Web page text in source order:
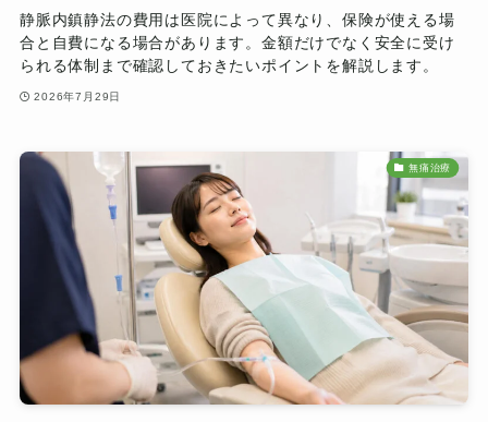
静脈内鎮静法の費用は医院によって異なり、保険が使える場
合と自費になる場合があります。金額だけでなく安全に受け
られる体制まで確認しておきたいポイントを解説します。
2026年7月29日
無痛治療